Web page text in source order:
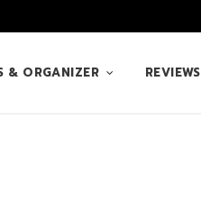
& ORGANIZER REVIEWS